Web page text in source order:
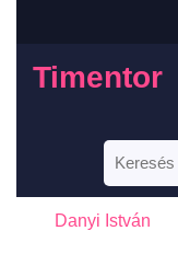
Timentor
Danyi István